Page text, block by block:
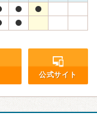
公式サイト